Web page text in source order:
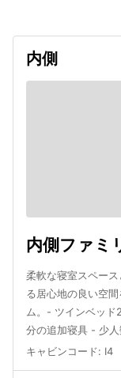
内側
内側ファミ
柔軟な寝室スペー
る居心地の良い空
ム。- ツインベッド
分の追加寝具 - 少
キャビンコード: I4